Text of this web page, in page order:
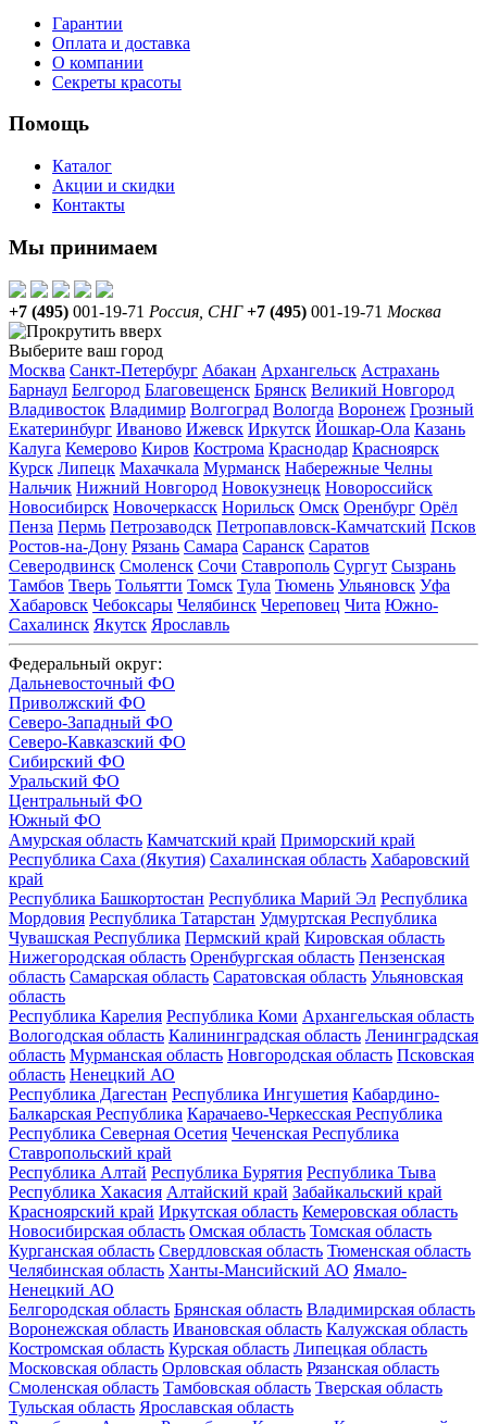
Гарантии
Оплата и доставка
О компании
Секреты красоты
Помощь
Каталог
Акции и скидки
Контакты
Мы принимаем
+7 (495) 001-19-71 Россия, СНГ +7 (495) 001-19-71 Москва
Выберите ваш город
Москва Санкт-Петербург Абакан Архангельск Астрахань
Барнаул Белгород Благовещенск Брянск Великий Новгород
Владивосток Владимир Волгоград Вологда Воронеж Грозный
Екатеринбург Иваново Ижевск Иркутск Йошкар-Ола Казань
Калуга Кемерово Киров Кострома Краснодар Красноярск
Курск Липецк Махачкала Мурманск Набережные Челны
Нальчик Нижний Новгород Новокузнецк Новороссийск
Новосибирск Новочеркасск Норильск Омск Оренбург Орёл
Пенза Пермь Петрозаводск Петропавловск-Камчатский Псков
Ростов-на-Дону Рязань Самара Саранск Саратов
Северодвинск Смоленск Сочи Ставрополь Сургут Сызрань
Тамбов Тверь Тольятти Томск Тула Тюмень Ульяновск Уфа
Хабаровск Чебоксары Челябинск Череповец Чита Южно-
Сахалинск Якутск Ярославль
Федеральный округ:
Дальневосточный ФО
Приволжский ФО
Северо-Западный ФО
Северо-Кавказский ФО
Сибирский ФО
Уральский ФО
Центральный ФО
Южный ФО
Амурская область Камчатский край Приморский край
Республика Саха (Якутия) Сахалинская область Хабаровский
край
Республика Башкортостан Республика Марий Эл Республика
Мордовия Республика Татарстан Удмуртская Республика
Чувашская Республика Пермский край Кировская область
Нижегородская область Оренбургская область Пензенская
область Самарская область Саратовская область Ульяновская
область
Республика Карелия Республика Коми Архангельская область
Вологодская область Калининградская область Ленинградская
область Мурманская область Новгородская область Псковская
область Ненецкий АО
Республика Дагестан Республика Ингушетия Кабардино-
Балкарская Республика Карачаево-Черкесская Республика
Республика Северная Осетия Чеченская Республика
Ставропольский край
Республика Алтай Республика Бурятия Республика Тыва
Республика Хакасия Алтайский край Забайкальский край
Красноярский край Иркутская область Кемеровская область
Новосибирская область Омская область Томская область
Курганская область Свердловская область Тюменская область
Челябинская область Ханты-Мансийский АО Ямало-
Ненецкий АО
Белгородская область Брянская область Владимирская область
Воронежская область Ивановская область Калужская область
Костромская область Курская область Липецкая область
Московская область Орловская область Рязанская область
Смоленская область Тамбовская область Тверская область
Тульская область Ярославская область